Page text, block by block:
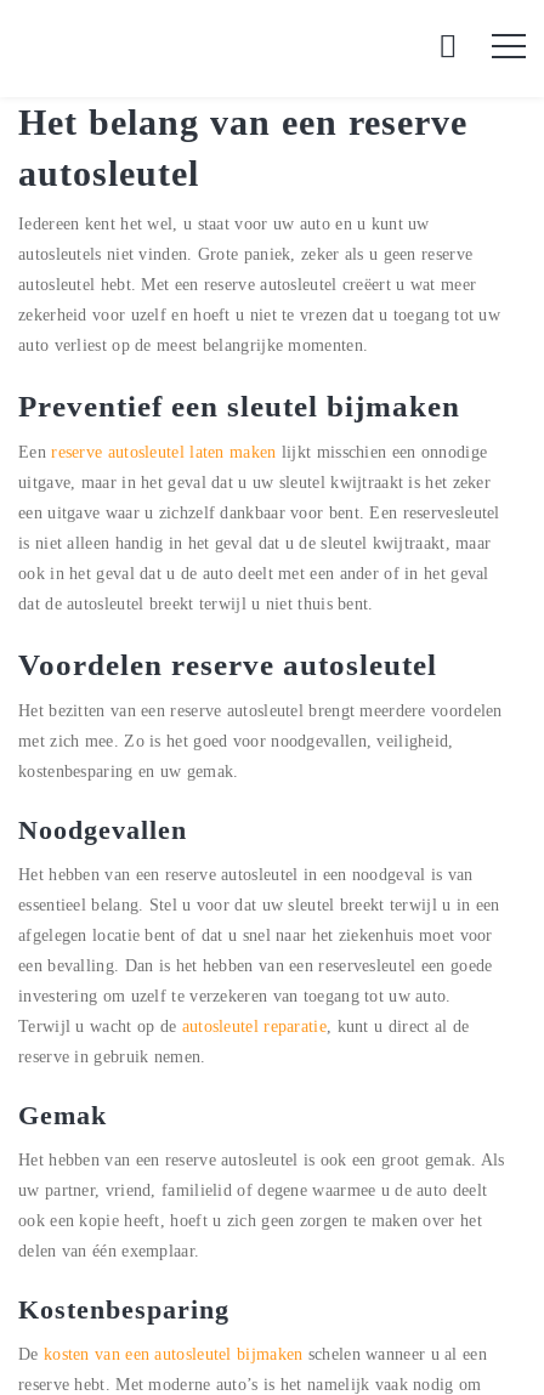
Het belang van een reserve
autosleutel
Iedereen kent het wel, u staat voor uw auto en u kunt uw
autosleutels niet vinden. Grote paniek, zeker als u geen reserve
autosleutel hebt. Met een reserve autosleutel creëert u wat meer
zekerheid voor uzelf en hoeft u niet te vrezen dat u toegang tot uw
auto verliest op de meest belangrijke momenten.
Preventief een sleutel bijmaken
Eenreserve autosleutel laten maken lijkt misschien een onnodige
uitgave, maar in het geval dat u uw sleutel kwijtraakt is het zeker
een uitgave waar u zichzelf dankbaar voor bent. Een reservesleutel
is niet alleen handig in het geval dat u de sleutel kwijtraakt, maar
ook in het geval dat u de auto deelt met een ander of in het geval
dat de autosleutel breekt terwijl u niet thuis bent.
Voordelen reserve autosleutel
Het bezitten van een reserve autosleutel brengt meerdere voordelen
met zich mee. Zo is het goed voor noodgevallen, veiligheid,
kostenbesparing en uw gemak.
Noodgevallen
Het hebben van een reserve autosleutel in een noodgeval is van
essentieel belang. Stel u voor dat uw sleutel breekt terwijl u in een
afgelegen locatie bent of dat u snel naar het ziekenhuis moet voor
een bevalling. Dan is het hebben van een reservesleutel een goede
investering om uzelf te verzekeren van toegang tot uw auto.
Terwijl u wacht op de autosleutel reparatie, kunt u direct al de
reserve in gebruik nemen.
Gemak
Het hebben van een reserve autosleutel is ook een groot gemak. Als
uw partner, vriend, familielid of degene waarmee u de auto deelt
ook een kopie heeft, hoeft u zich geen zorgen te maken over het
delen van één exemplaar.
Kostenbesparing
De kosten van een autosleutel bijmaken schelen wanneer u al een
reserve hebt. Met moderne auto’s is het namelijk vaak nodig om